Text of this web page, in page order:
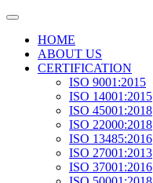
Skip
contentHOME
ABOUT US
CERTIFICATION
ISO 9001:2015
ISO 14001:2015
ISO 45001:2018
ISO 22000:2018
ISO 13485:2016
ISO 27001:2013
ISO 37001:2016